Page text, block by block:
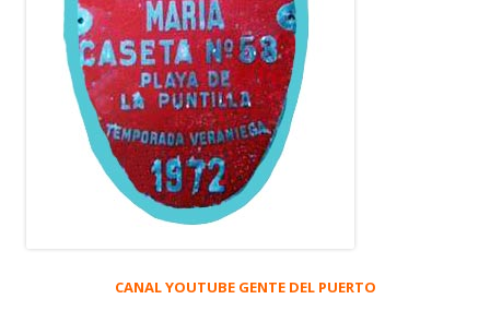
CANAL YOUTUBE GENTE DEL PUERTO